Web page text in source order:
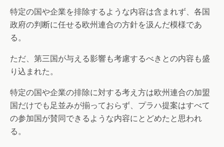
特定の国や企業を排除するような内容は含まれず、各国
政府の判断に任せる欧州連合の方針を汲んだ模様であ
る。
ただ、第三国が与える影響も考慮するべきとの内容も盛
り込まれた。
特定の国や企業の排除に対する考え方は欧州連合の加盟
国だけでも足並みが揃っておらず、プラハ提案はすべて
の参加国が賛同できるような内容にとどめたと思われ
る。